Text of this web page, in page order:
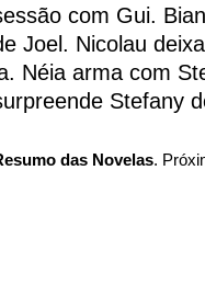
com Gui.
Joel. Nicolau
Néia arma com
Stefany
das Novelas.